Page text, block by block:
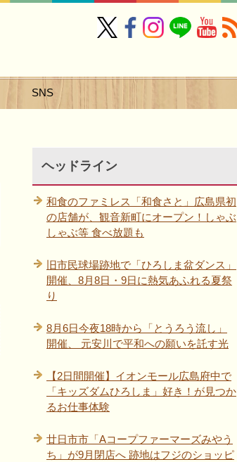
SNS
ヘッドライン
和食のファミレス「和食さと」広島県初
の店舗が、観音新町にオープン！しゃぶ
しゃぶ等 食べ放題も
旧市民球場跡地で「ひろしま盆ダンス」
開催、8月8日・9日に熱気あふれる夏祭
り
8月6日今夜18時から「とうろう流し」
開催、 元安川で平和への願いを託す光
【2日間開催】イオンモール広島府中で
「キッズダムひろしま」好き！が見つか
るお仕事体験
廿日市市「Aコープファーマーズみやう
ち」が9月閉店へ 跡地はフジのショッピ